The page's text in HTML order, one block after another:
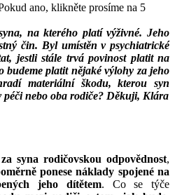
ano, klikněte prosíme na 5
na kterého platí výživné. Jeho
čin. Byl umístěn v psychiatrické
jestli stále trvá povinost platit na
budeme platit nějaké výlohy za jeho
materiální škodu, kterou syn
péči nebo oba rodiče? Děkuji, Klára
syna rodičovskou odpovědnost,
ponese náklady spojené na
jeho dítětem. Co se týče